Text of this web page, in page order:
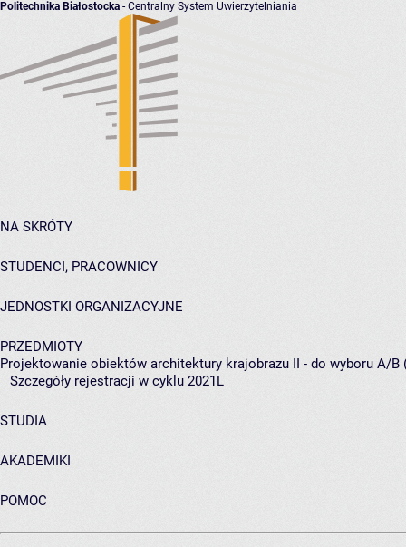
Politechnika Białostocka - Centralny System Uwierzytelniania
NA SKRÓTY
STUDENCI, PRACOWNICY
JEDNOSTKI ORGANIZACYJNE
PRZEDMIOTY
Projektowanie obiektów architektury krajobrazu II - do wyboru A/B
Szczegóły rejestracji w cyklu 2021L
STUDIA
AKADEMIKI
POMOC